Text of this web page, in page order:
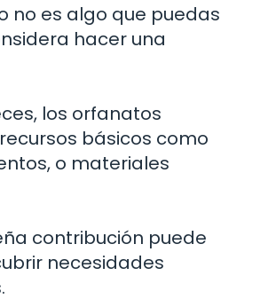
no es algo que puedas
hacer una
los orfanatos
básicos como
o materiales
contribución puede
necesidades